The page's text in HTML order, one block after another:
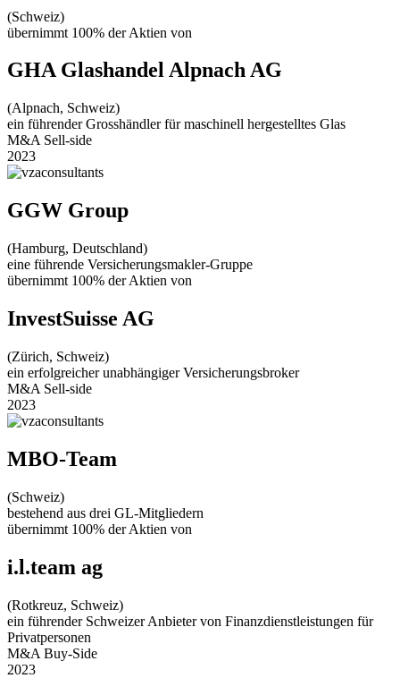
(Schweiz)
übernimmt 100% der Aktien von
GHA Glashandel Alpnach AG
(Alpnach, Schweiz)
ein führender Grosshändler für maschinell hergestelltes Glas
M&A Sell-side
2023
GGW Group
(Hamburg, Deutschland)
eine führende Versicherungsmakler-Gruppe
übernimmt 100% der Aktien von
InvestSuisse AG
(Zürich, Schweiz)
ein erfolgreicher unabhängiger Versicherungsbroker
M&A Sell-side
2023
MBO-Team
(Schweiz)
bestehend aus drei GL-Mitgliedern
übernimmt 100% der Aktien von
i.l.team ag
(Rotkreuz, Schweiz)
ein führender Schweizer Anbieter von Finanzdienstleistungen für
Privatpersonen
M&A Buy-Side
2023